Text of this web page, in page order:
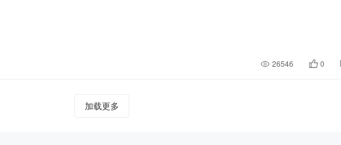
26546 0
加载更多